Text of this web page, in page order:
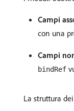
Campi
con una
Campi
bindRef
La struttura